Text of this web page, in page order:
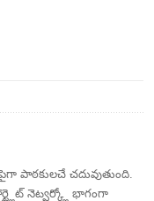
పాఠకులచే చదువుతుంది.
నెట్వర్క్లో భాగంగా